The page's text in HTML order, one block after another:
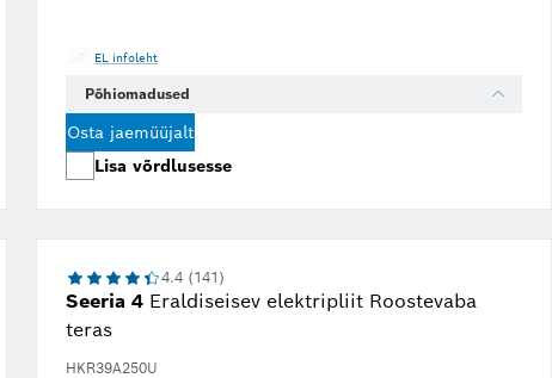
EL infoleht
Põhiomadused
Osta jaemüüjalt
Lisa võrdlusesse
Seeria 4 Eraldiseisev elektripliit Roostevaba
teras
HKR39A250U
4.4 (141)